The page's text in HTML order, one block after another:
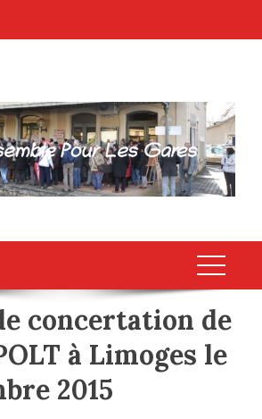
ENSEMBLE
LES GARES
concertation de
à Limoges le
2015